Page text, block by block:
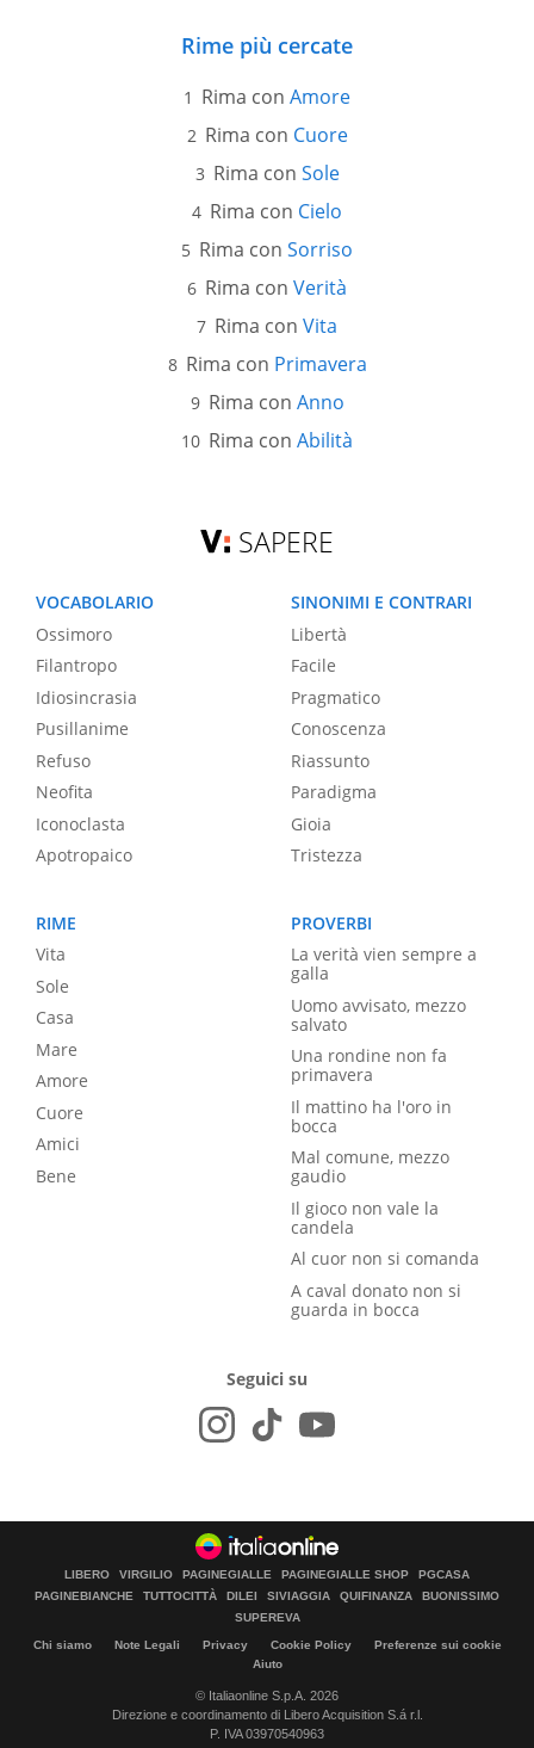
Rime più cercate
Rima con Amore
Rima con Cuore
Rima con Sole
Rima con Cielo
Rima con Sorriso
Rima con Verità
Rima con Vita
Rima con Primavera
Rima con Anno
Rima con Abilità
SAPERE
VOCABOLARIO
Ossimoro
Filantropo
Idiosincrasia
Pusillanime
Refuso
Neofita
Iconoclasta
Apotropaico
SINONIMI E CONTRARI
Libertà
Facile
Pragmatico
Conoscenza
Riassunto
Paradigma
Gioia
Tristezza
RIME
Vita
Sole
Casa
Mare
Amore
Cuore
Amici
Bene
PROVERBI
La verità vien sempre a
galla
Uomo avvisato, mezzo
salvato
Una rondine non fa
primavera
Il mattino ha l'oro in
bocca
Mal comune, mezzo
gaudio
Il gioco non vale la
candela
Al cuor non si comanda
A caval donato non si
guarda in bocca
Seguici su
LIBERO VIRGILIO PAGINEGIALLE PAGINEGIALLE SHOP
PGCASA
PAGINEBIANCHE
TUTTOCITTÀ DILEI SIVIAGGIA QUIFINANZA
BUONISSIMO
SUPEREVA
Chi siamo Note Legali Privacy Cookie Policy
Preferenze sui cookie
Aiuto
© Italiaonline S.p.A. 2026
Direzione e coordinamento di Libero Acquisition S.á r.l.
P. IVA 03970540963